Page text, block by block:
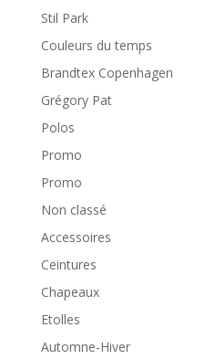
Stil Park
Couleurs du temps
Brandtex Copenhagen
Grégory Pat
Polos
Promo
Promo
Non classé
Accessoires
Ceintures
Chapeaux
Etolles
Automne-Hiver